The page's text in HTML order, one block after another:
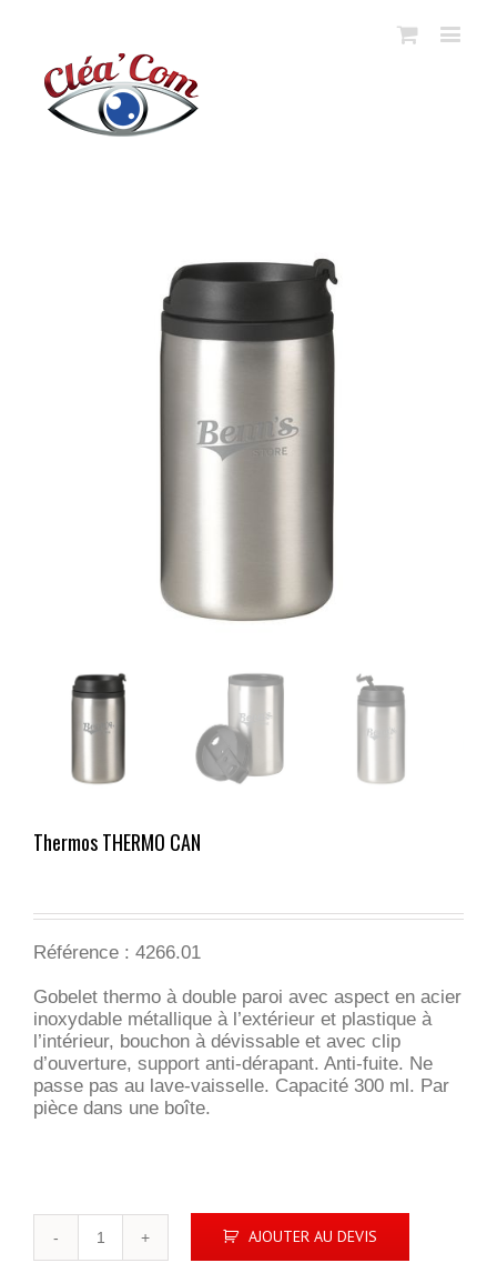
Thermos THERMO CAN
Référence : 4266.01
Gobelet thermo à double paroi avec aspect en acier
inoxydable métallique à l’extérieur et plastique à
l’intérieur, bouchon à dévissable et avec clip
d’ouverture, support anti-dérapant. Anti-fuite. Ne
passe pas au lave-vaisselle. Capacité 300 ml. Par
pièce dans une boîte.
AJOUTER AU DEVIS